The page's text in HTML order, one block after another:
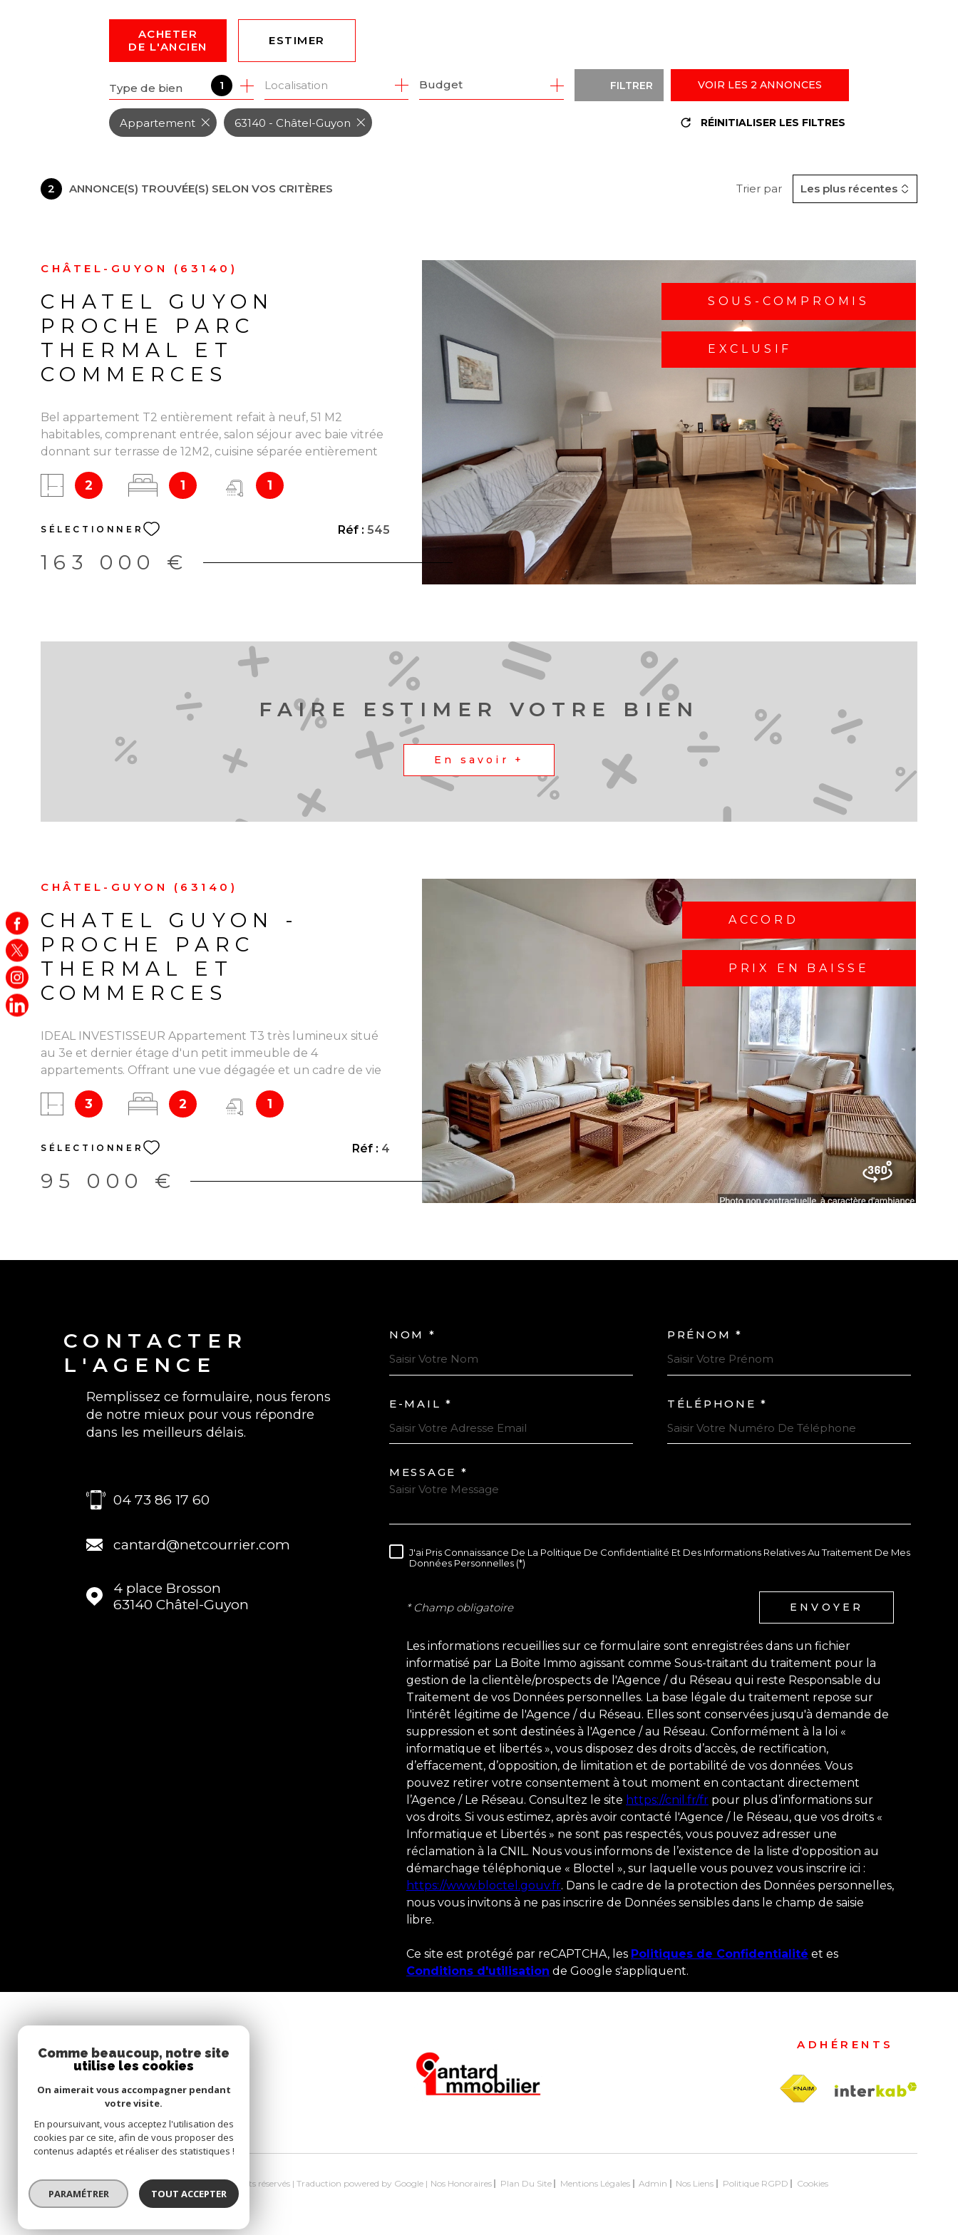
ACHETER
DE L'ANCIEN
DE L'ANCIEN
ESTIMER
Type de bien 1 Localisation Budget FILTRER VOIR LES 2 ANNONCES
Appartement 63140 - Châtel-Guyon RÉINITIALISER LES FILTRES
2 ANNONCE(S) TROUVÉE(S) SELON VOS CRITÈRES Trier par Les plus récentes
CHÂTEL-GUYON (63140)
CHATEL GUYON
PROCHE PARC
THERMAL ET
COMMERCES
Bel appartement T2 entièrement refait à neuf, 51 M2
habitables, comprenant entrée, salon séjour avec baie vitrée
donnant sur terrasse de 12M2, cuisine séparée entièrement
équipée, une chambre avec terrasse, salle d'eau, wc séparé,
dressing. Garage de 18,50 M2 avec cellier attenant de 4,81 M2
Dans résidence calme à deux pas du parc, des thermes et
2 1 1
SÉLECTIONNER Réf : 545
163 000 €
SOUS-COMPROMIS
EXCLUSIF
VOIR LE BIEN
FAIRE ESTIMER VOTRE BIEN
En savoir +
CHÂTEL-GUYON (63140)
CHATEL GUYON -
PROCHE PARC
THERMAL ET
COMMERCES
IDEAL INVESTISSEUR Appartement T3 très lumineux situé
au 3e et dernier étage d'un petit immeuble de 4
appartements. Offrant une vue dégagée et un cadre de vie
paisible en bordure de foret. Caractéristiques Principales :
Proche du parc thermal, dans un quartier calme avec
stationnement facile et gratuit devant la résidence et grand
parking gratuit à 20M. Composé d'une entrée, cuisine
séparée et salon . Espace Nuit : Deux chambres lumineuses ,
très calme. Une cave privative en rez de chaussée complète
ce bien, offrant un espace de rangement supplémentaire.
€/Mois; La chaudière est neuve, à très haute performance
viennent d'être refaite Côté transports en commun, on
trouve un arrêt de bus à 20 M de l'appt et la gare Riom-
A71 sont accessibles à moins de 10 min.
3 2 1
SÉLECTIONNER Réf : 4
95 000 €
ACCORD
PRIX EN BAISSE
VOIR LE BIEN
CONTACTER
L'AGENCE
Remplissez ce formulaire, nous ferons
de notre mieux pour vous répondre
dans les meilleurs délais.
04 73 86 17 60
cantard@netcourrier.com
4 place Brosson
63140
Châtel-Guyon
TRAD_MELTEM_VOSCOORDONNEES
NOM * PRÉNOM *
E-MAIL * TÉLÉPHONE *
TRAD_MELTEM_VOREDEMANDE
MESSAGE *
RÈGLEMENTATION
J'ai Pris Connaissance De La Politique De Confidentialité Et Des Informations Relatives Au Traitement De Mes
Données Personnelles (*)
* Champ obligatoire ENVOYER
Les informations recueillies sur ce formulaire sont enregistrées dans un fichier
informatisé par La Boite Immo agissant comme Sous-traitant du traitement pour la
gestion de la clientèle/prospects de l'Agence / du Réseau qui reste Responsable du
Traitement de vos Données personnelles. La base légale du traitement repose sur
l'intérêt légitime de l'Agence / du Réseau. Elles sont conservées jusqu'à demande de
suppression et sont destinées à l'Agence / au Réseau. Conformément à la loi «
informatique et libertés », vous disposez des droits d’accès, de rectification,
d’effacement, d’opposition, de limitation et de portabilité de vos données. Vous
pouvez retirer votre consentement à tout moment en contactant directement
l’Agence / Le Réseau. Consultez le site https://cnil.fr/fr pour plus d’informations sur
vos droits. Si vous estimez, après avoir contacté l'Agence / le Réseau, que vos droits «
Informatique et Libertés » ne sont pas respectés, vous pouvez adresser une
réclamation à la CNIL. Nous vous informons de l’existence de la liste d'opposition au
démarchage téléphonique « Bloctel », sur laquelle vous pouvez vous inscrire ici :
https://www.bloctel.gouv.fr. Dans le cadre de la protection des Données personnelles,
nous vous invitons à ne pas inscrire de Données sensibles dans le champ de saisie
libre.
Ce site est protégé par reCAPTCHA, les Politiques de Confidentialité et es
Conditions d'utilisation de Google s'appliquent.
SE CONNECTER ADHÉRENTS
© 2026 | Tous droits réservés | Traduction powered by Google | Nos Honoraires Plan Du Site Mentions Légales Admin Nos Liens Politique RGPD Cookies
Comme beaucoup, notre site
utilise les cookies
On aimerait vous accompagner pendant
votre visite.
En poursuivant, vous acceptez l'utilisation des
cookies par ce site, afin de vous proposer des
contenus adaptés et réaliser des statistiques !
PARAMÉTRER TOUT ACCEPTER